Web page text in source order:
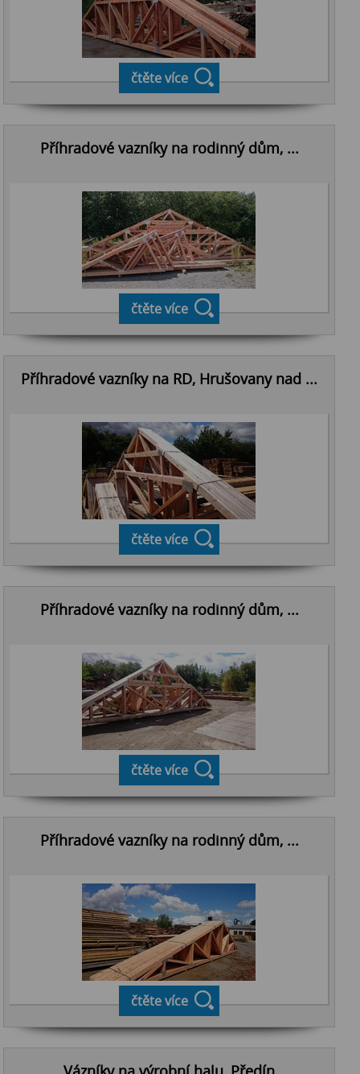
čtěte více
Příhradové vazníky na rodinný dům, ...
čtěte více
Příhradové vazníky na RD, Hrušovany nad ...
čtěte více
Příhradové vazníky na rodinný dům, ...
čtěte více
Příhradové vazníky na rodinný dům, ...
čtěte více